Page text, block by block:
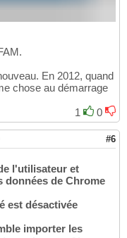
En 2012, quand
chose au démarrage
1
0
#6
l'utilisateur et
données de Chrome
est désactivée
importer les